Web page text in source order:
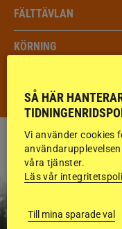
FÄLTTÄVLAN
KÖRNING
SÅ HÄR
Vi använder cookies
våra tjänster.
Läs vår
Till mina sparade val